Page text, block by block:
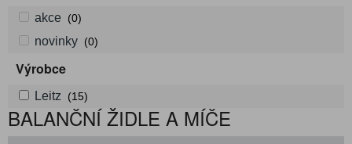
akce (0)
novinky (0)
Výrobce
Leitz (15)
BALANČNÍ ŽIDLE A MÍČE